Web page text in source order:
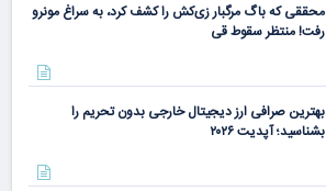
محققی که باگ مرگبار زی‌کش را کشف کرد، به سراغ مونرو
رفت! منتظر سقوط قی
بهترین صرافی ارز دیجیتال خارجی بدون تحریم را
بشناسید؛ آپدیت ۲۰۲۶